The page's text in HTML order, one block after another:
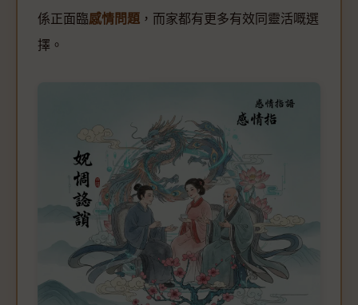
係正面臨感情問題 ，而家都有更多有效同靈活嘅選
擇。